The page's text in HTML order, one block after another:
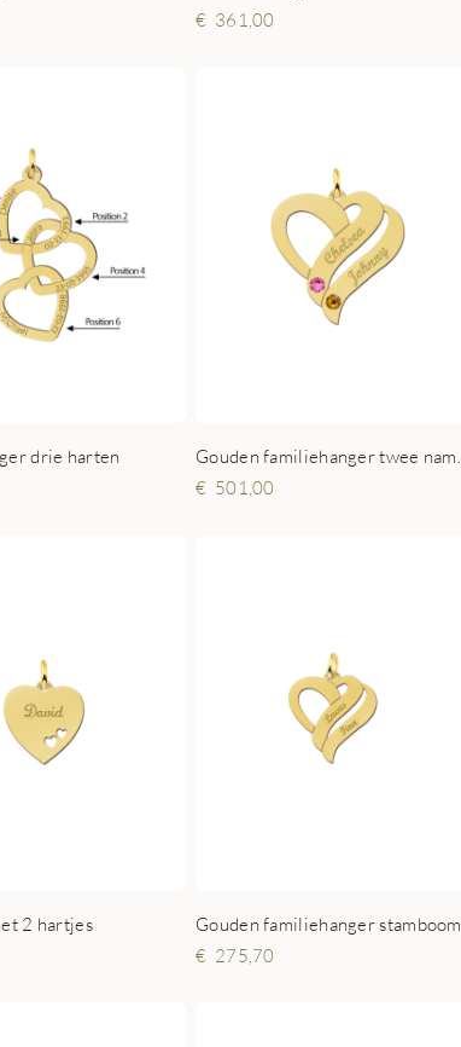
361,00
drie harten
501,00
2 hartjes
Gouden familiehanger stamboom
275,70